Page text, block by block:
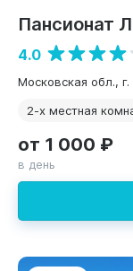
Пансионат
4.0
Московская обл.,
2-х местная
от 1 000 ₽
в день